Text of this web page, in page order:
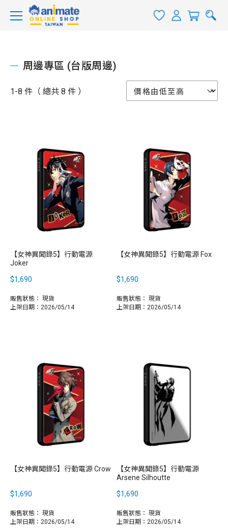
周邊專區 (台版周邊)
1-8 件（ 總共 8 件 ）
【女神異聞錄5】行動電源
Joker
$1,690
販售狀態： 現貨
上架日期：2026/05/14
【女神異聞錄5】行動電源 Fox
$1,690
販售狀態： 現貨
上架日期：2026/05/14
【女神異聞錄5】行動電源 Crow
$1,690
販售狀態： 現貨
上架日期：2026/05/14
【女神異聞錄5】行動電源
Arsene Silhoutte
$1,690
販售狀態： 現貨
上架日期：2026/05/14